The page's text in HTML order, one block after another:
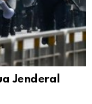
Jenderal